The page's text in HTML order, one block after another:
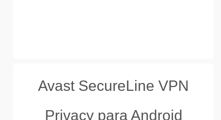
Avast SecureLine VPN
Privacy para Android